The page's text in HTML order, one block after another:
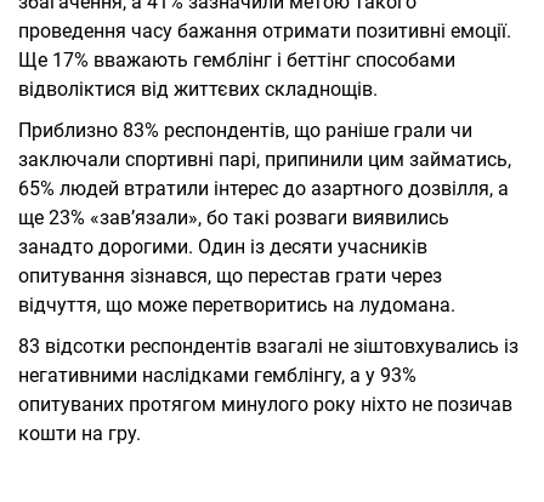
проведення часу бажання отримати позитивні емоції.
Ще 17% вважають гемблінг і беттінг способами
відволіктися від життєвих складнощів.
Приблизно 83% респондентів, що раніше грали чи
заключали спортивні парі, припинили цим займатись,
65% людей втратили інтерес до азартного дозвілля, а
ще 23% «зав’язали», бо такі розваги виявились
занадто дорогими. Один із десяти учасників
опитування зізнався, що перестав грати через
відчуття, що може перетворитись на лудомана.
83 відсотки респондентів взагалі не зіштовхувались із
негативними наслідками гемблінгу, а у 93%
опитуваних протягом минулого року ніхто не позичав
кошти на гру.